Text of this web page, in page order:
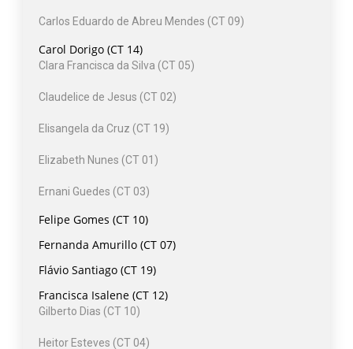
Carlos Eduardo de Abreu Mendes (CT 09)
Carol Dorigo (CT 14)
Clara Francisca da Silva (CT 05)
Claudelice de Jesus (CT 02)
Elisangela da Cruz (CT 19)
Elizabeth Nunes (CT 01)
Ernani Guedes (CT 03)
Felipe Gomes (CT 10)
Fernanda Amurillo (CT 07)
Flávio Santiago (CT 19)
Francisca Isalene (CT 12)
Gilberto Dias (CT 10)
Heitor Esteves (CT 04)